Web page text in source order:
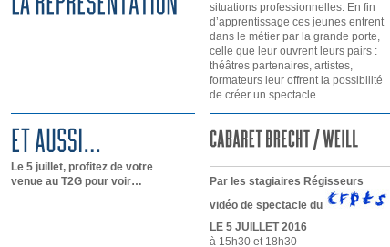
situations professionnelles. En fin
d’apprentissage ces jeunes entrent
dans le métier par la grande porte,
celle que leur ouvrent leurs pairs :
théâtres partenaires, artistes,
formateurs leur offrent la possibilité
de créer un spectacle.
Le 5 juillet, profitez de votre
venue au T2G pour voir…
Par les stagiaires Régisseurs
vidéo de spectacle du
LE 5 JUILLET 2016
à 15h30 et 18h30